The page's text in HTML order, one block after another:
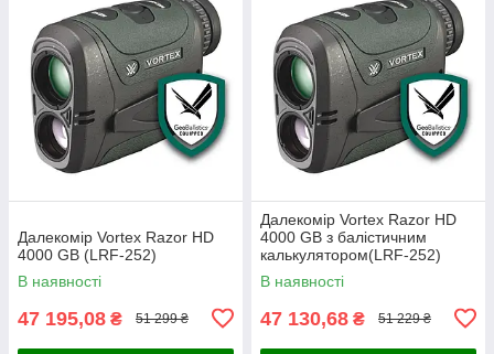
Далекомір Vortex Razor HD
4000 GB (LRF-252)
В наявності
47 195,08 ₴ 51 299 ₴
Далекомір Vortex Razor HD
4000 GB з балістичним
калькулятором(LRF-252)
В наявності
47 130,68 ₴ 51 229 ₴